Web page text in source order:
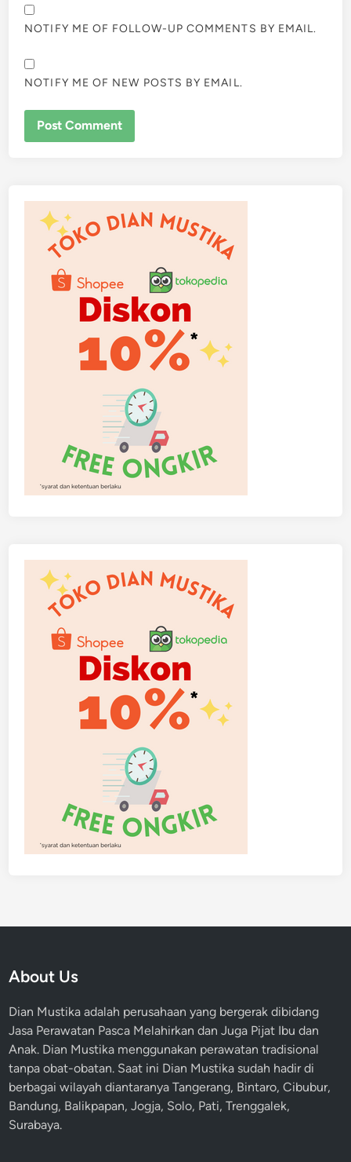
NOTIFY ME OF FOLLOW-UP COMMENTS BY EMAIL.
NOTIFY ME OF NEW POSTS BY EMAIL.
About Us
Dian Mustika adalah perusahaan yang bergerak dibidang
Jasa Perawatan Pasca Melahirkan dan Juga Pijat Ibu dan
Anak. Dian Mustika menggunakan perawatan tradisional
tanpa obat-obatan. Saat ini Dian Mustika sudah hadir di
berbagai wilayah diantaranya Tangerang, Bintaro, Cibubur,
Bandung, Balikpapan, Jogja, Solo, Pati, Trenggalek,
Surabaya.